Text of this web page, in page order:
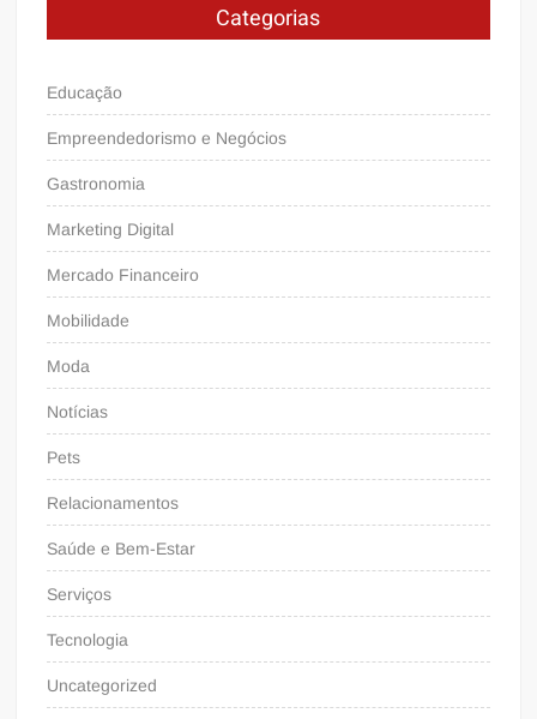
Categorias
Educação
Empreendedorismo e Negócios
Gastronomia
Marketing Digital
Mercado Financeiro
Mobilidade
Moda
Notícias
Pets
Relacionamentos
Saúde e Bem-Estar
Serviços
Tecnologia
Uncategorized